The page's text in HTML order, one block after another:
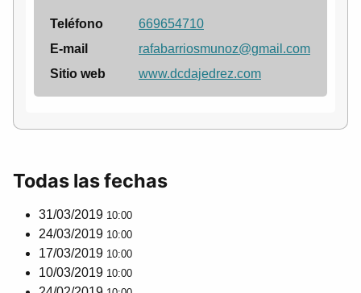
Teléfono
669654710
E-mail
rafabarriosmunoz@gmail.com
Sitio web
www.dcdajedrez.com
Todas las fechas
31/03/2019 10:00
24/03/2019 10:00
17/03/2019 10:00
10/03/2019 10:00